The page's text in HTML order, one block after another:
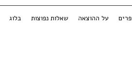
בלוג שאלות נפוצות על ההוצאה